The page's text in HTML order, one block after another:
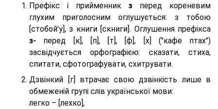
Префікс і прийменник з перед кореневим
глухим приголосним оглушується: з тобою
[стобой’у], з книги [скниги]. Оглушення префікса
з- перед [к], [п], [т], [ф], [х] ("кафе птах")
засвідчується орфографією: сказати, стиха,
спитати, сфотографувати, схитрувати.
Дзвінкий [г] втрачає свою дзвінкість лише в
обмеженій групі слів української мови:
легко – [лехко],